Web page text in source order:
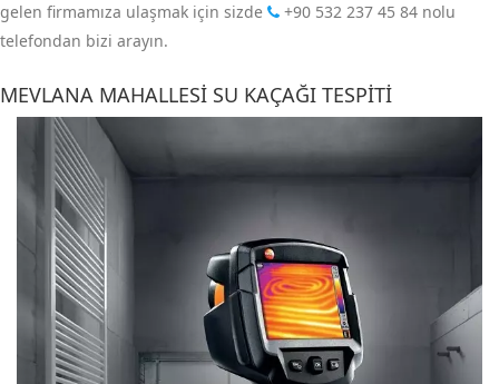
gelen firmamıza ulaşmak için sizde
+90 532 237 45 84 nolu
telefondan bizi arayın.
MEVLANA MAHALLESI SU KAÇAĞI TESPITI